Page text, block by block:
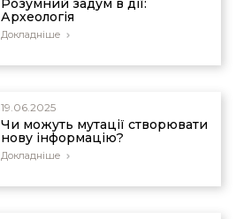
Розумний задум в дії:
Археологія
Докладніше
19.06.2025
Чи можуть мутації створювати
нову інформацію?
Докладніше